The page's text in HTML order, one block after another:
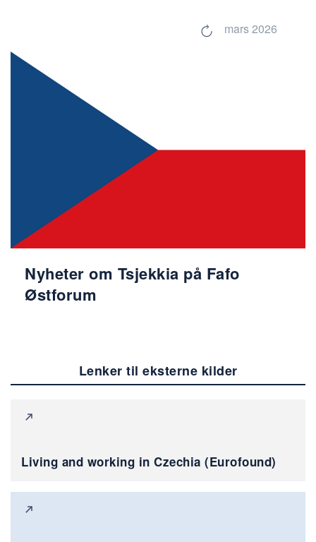
mars 2026
Nyheter om Tsjekkia på Fafo
Østforum
Lenker til eksterne kilder
Living and working in Czechia (Eurofound)